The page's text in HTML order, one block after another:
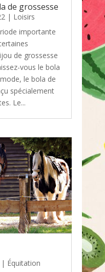
de grossesse
| Loisirs
importante
de grossesse
vous le bola
le bola de
spécialement
Le...
| Équitation